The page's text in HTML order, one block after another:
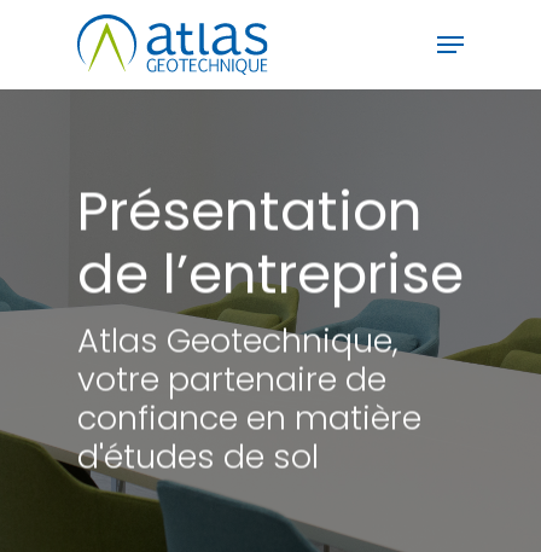
content
Menu
Présentation
de l’entreprise
Atlas Geotechnique,
votre partenaire de
confiance en matière
d'études de sol
Menu